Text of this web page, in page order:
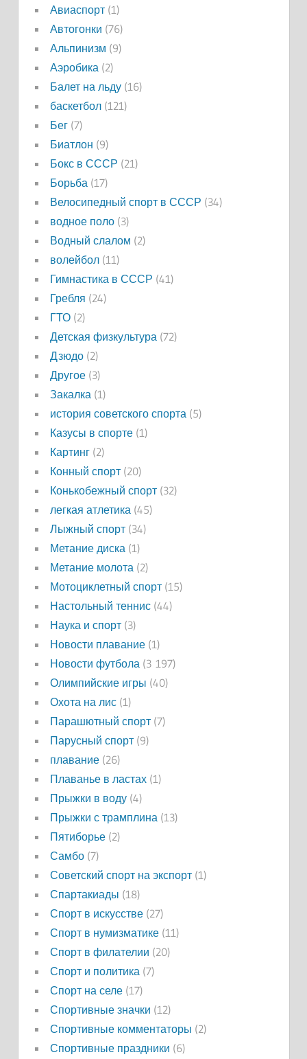
Авиаспорт(1)
Автогонки (76)
Альпинизм (9)
Аэробика (2)
Балет на льду(16)
баскетбол(121)
Бег(7)
Биатлон (9)
Бокс в СССР (21)
Борьба (17)
Велосипедный спорт в СССР (34)
водное поло(3)
Водный слалом (2)
волейбол(11)
Гимнастика в СССР (41)
Гребля (24)
ГТО(2)
Детская физкультура (72)
Дзюдо(2)
Другое(3)
Закалка (1)
история советского спорта (5)
Казусы в спорте(1)
Картинг(2)
Конный спорт(20)
Конькобежный спорт(32)
легкая атлетика (45)
Лыжный спорт(34)
Метание диска (1)
Метание молота (2)
Мотоциклетный спорт(15)
Настольный теннис(44)
Наука и спорт(3)
Новости плавание(1)
Новости футбола (3 197)
Олимпийские игры (40)
Охота на лис(1)
Парашютный спорт(7)
Парусный спорт(9)
плавание(26)
Плаванье в ластах(1)
Прыжки в воду(4)
Прыжки с трамплина (13)
Пятиборье(2)
Самбо(7)
Советский спорт на экспорт(1)
Спартакиады (18)
Спорт в искусстве(27)
Спорт в нумизматике(11)
Спорт в филателии (20)
Спорт и политика (7)
Спорт на селе(17)
Спортивные значки (12)
Спортивные комментаторы (2)
Спортивные праздники (6)